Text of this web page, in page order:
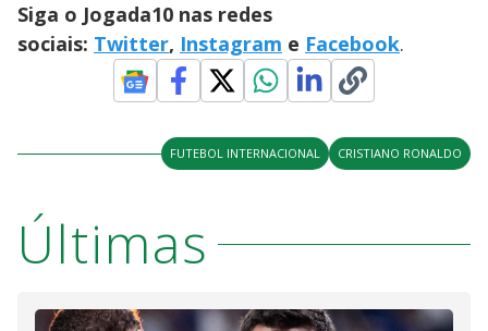
Siga o Jogada10 nas redes
sociais: Twitter, Instagram e Facebook.
FUTEBOL INTERNACIONAL CRISTIANO RONALDO
Últimas